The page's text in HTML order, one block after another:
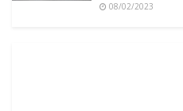
08/02/2023